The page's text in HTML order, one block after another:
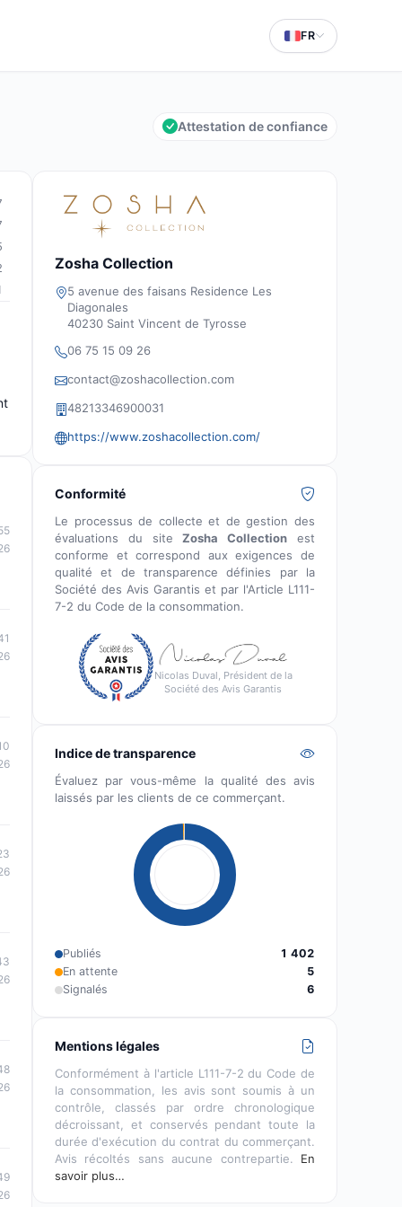
FR
Attestation de confiance
Zosha Collection
5 avenue des faisans Residence Les
Diagonales
40230 Saint Vincent de Tyrosse
06 75 15 09 26
contact@zoshacollection.com
48213346900031
https://www.zoshacollection.com/
Conformité
Le processus de collecte et de gestion des
évaluations du siteZosha Collection est
conforme et correspond aux exigences de
qualité et de transparence définies par la
Société des Avis Garantis et par l'Article L111-
7-2 du Code de la consommation.
Nicolas Duval, Président de la
Société des Avis Garantis
Indice de transparence
Évaluez par vous-même la qualité des avis
laissés par les clients de ce commerçant.
Publiés
1 402
En attente
5
Signalés
6
Mentions légales
Conformément à l'article L111-7-2 du Code de
la consommation, les avis sont soumis à un
contrôle, classés par ordre chronologique
décroissant, et conservés pendant toute la
durée d'exécution du contrat du commerçant.
Avis récoltés sans aucune contrepartie. En
savoir plus…